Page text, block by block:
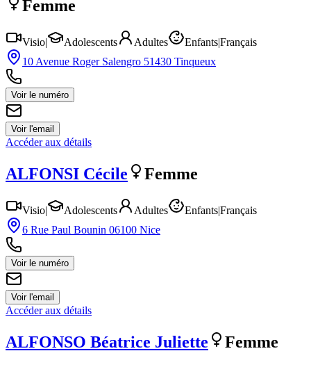
Femme
Visio| Adolescents Adultes Enfants|Français
10 Avenue Roger Salengro 51430 Tinqueux
Voir le numéro
Voir l'email
Accéder aux détails
ALFONSI Cécile Femme
Visio| Adolescents Adultes Enfants|Français
6 Rue Paul Bounin 06100 Nice
Voir le numéro
Voir l'email
Accéder aux détails
ALFONSO Béatrice Juliette Femme